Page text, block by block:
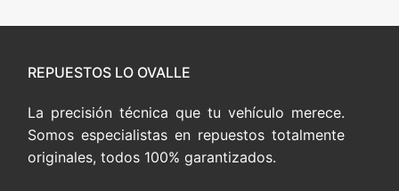
REPUESTOS LO OVALLE
La precisión técnica que tu vehículo merece.
Somos especialistas en repuestos totalmente
originales, todos 100% garantizados.